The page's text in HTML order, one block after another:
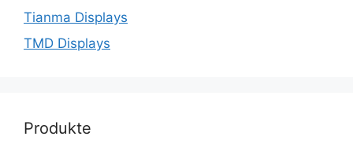
Tianma Displays
TMD Displays
Produkte